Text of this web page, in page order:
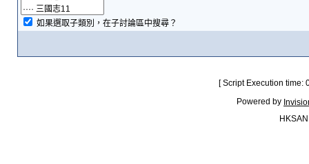
如果選取子類別，在子討論區中搜尋？
[ Script Execution
Powered by